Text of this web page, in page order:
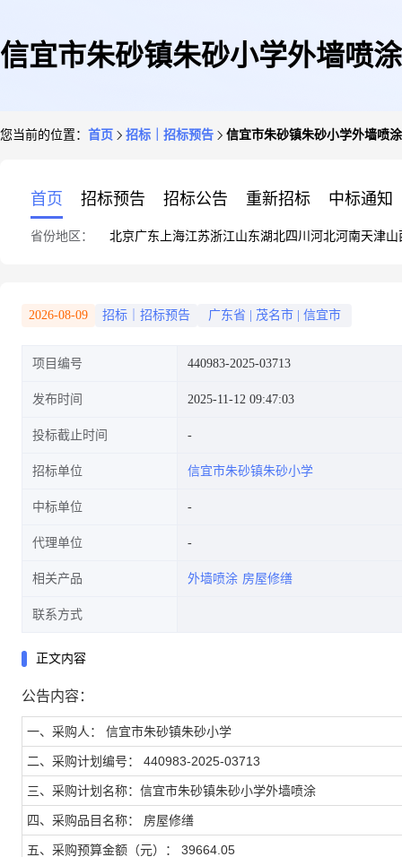
信宜市朱砂镇朱砂小学外墙喷涂
您当前的位置： 首页 招标｜招标预告 信宜市朱砂镇朱砂小学外墙喷涂
首页 招标预告 招标公告 重新招标 中标通知
省份地区： 北京广东 上海江苏浙江山东湖北四川 河北河南天津山
2026-08-09 招标｜招标预告 广东省 茂名市 信宜市
项目编号 440983-2025-03713
发布时间 2025-11-12 09:47:03
投标截止时间
招标单位 信宜市朱砂镇朱砂小学
中标单位
代理单位
相关产品 外墙喷涂 房屋修缮
联系方式
正文内容
公告内容：
一、采购人： 信宜市朱砂镇朱砂小学
二、采购计划编号： 440983-2025-03713
三、采购计划名称：信宜市朱砂镇朱砂小学外墙喷涂
四、采购品目名称： 房屋修缮
五、采购预算金额（元）： 39664.05